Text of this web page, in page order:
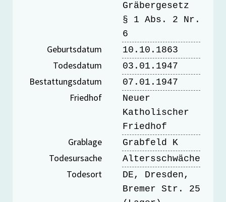
Gräbergesetz
§ 1 Abs. 2 Nr.
6
Geburtsdatum 10.10.1863
Todesdatum 03.01.1947
Bestattungsdatum 07.01.1947
Friedhof
Neuer
Katholischer
Friedhof
Grablage Grabfeld K
Todesursache Altersschwäche
Todesort
DE, Dresden,
Bremer Str. 25